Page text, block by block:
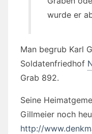
wurde er
Man begrub Karl
Soldatenfriedhof
Grab 892.
Seine
Gillmeier noch
http://